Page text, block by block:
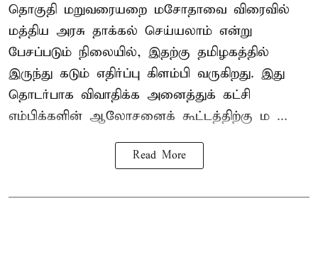
தொகுதி மறுவரையறை மசோதாவை விரைவில்
மத்திய அரசு தாக்கல் செய்யலாம் என்று
பேசப்படும் நிலையில், இதற்கு தமிழகத்தில்
இருந்து கடும் எதிர்ப்பு கிளம்பி வருகிறது. இது
தொடர்பாக விவாதிக்க அனைத்துக் கட்சி
எம்பிக்களின் ஆலோசனைக் கூட்டத்திற்கு ம ...
Read More